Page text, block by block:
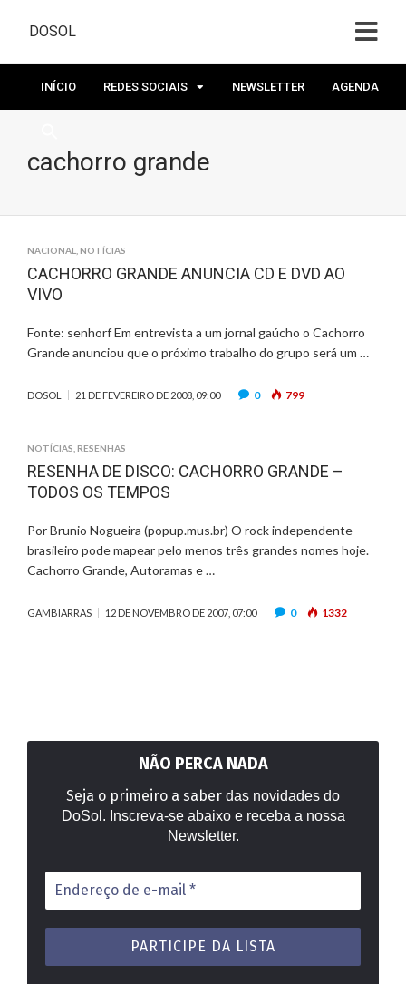
DOSOL
INÍCIO REDES SOCIAIS NEWSLETTER AGENDA
cachorro grande
NACIONAL NOTÍCIAS
CACHORRO GRANDE ANUNCIA CD E DVD AO
VIVO
Fonte: senhorf Em entrevista a um jornal gaúcho o Cachorro
Grande anunciou que o próximo trabalho do grupo será um …
DOSOL 21 DE FEVEREIRO DE 2008, 09:00 0 799
NOTÍCIAS RESENHAS
RESENHA DE DISCO: CACHORRO GRANDE –
TODOS OS TEMPOS
Por Brunio Nogueira (popup.mus.br) O rock independente
brasileiro pode mapear pelo menos três grandes nomes hoje.
Cachorro Grande, Autoramas e …
GAMBIARRAS 12 DE NOVEMBRO DE 2007, 07:00 0 1332
NÃO PERCA NADA
Seja o primeiro a saber das novidades do
DoSol. Inscreva-se abaixo e receba a nossa
Newsletter.
Endereço
de
e-
mail